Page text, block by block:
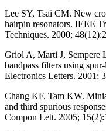
Lee SY, Tsai CM. New
hairpin resonators. IEEE
Techniques. 2000;
Griol A, Marti J, Sempere
bandpass filters using
Electronics Letters. 2001;
Chang KF, Tam KW.
and third spurious
Compon Lett. 2005;